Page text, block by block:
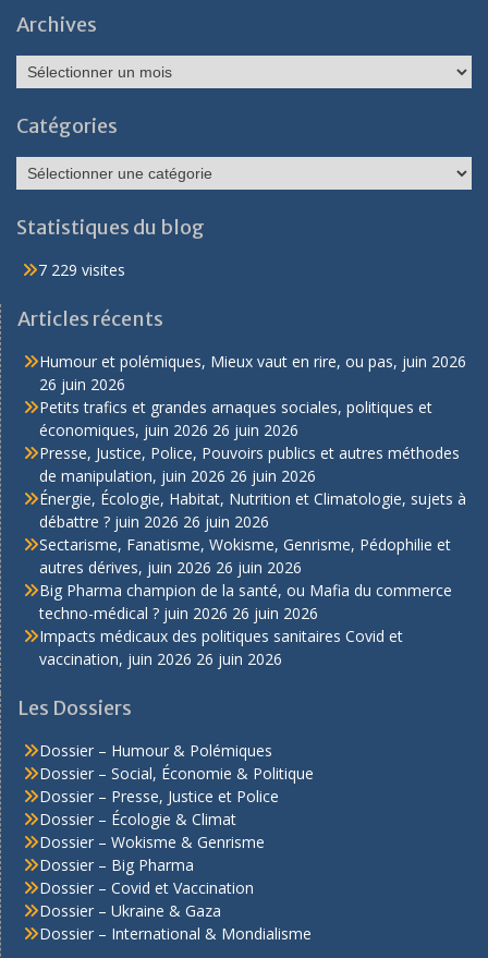
Archives
Archives
Catégories
Catégories
Statistiques du blog
7 229 visites
Articles récents
Humour et polémiques, Mieux vaut en rire, ou pas, juin 2026
26 juin 2026
Petits trafics et grandes arnaques sociales, politiques et
économiques, juin 2026 26 juin 2026
Presse, Justice, Police, Pouvoirs publics et autres méthodes
de manipulation, juin 2026 26 juin 2026
Énergie, Écologie, Habitat, Nutrition et Climatologie, sujets à
débattre ? juin 2026 26 juin 2026
Sectarisme, Fanatisme, Wokisme, Genrisme, Pédophilie et
autres dérives, juin 2026 26 juin 2026
Big Pharma champion de la santé, ou Mafia du commerce
techno-médical ? juin 2026 26 juin 2026
Impacts médicaux des politiques sanitaires Covid et
vaccination, juin 2026 26 juin 2026
Les Dossiers
Dossier – Humour & Polémiques
Dossier – Social, Économie & Politique
Dossier – Presse, Justice et Police
Dossier – Écologie & Climat
Dossier – Wokisme & Genrisme
Dossier – Big Pharma
Dossier – Covid et Vaccination
Dossier – Ukraine & Gaza
Dossier – International & Mondialisme